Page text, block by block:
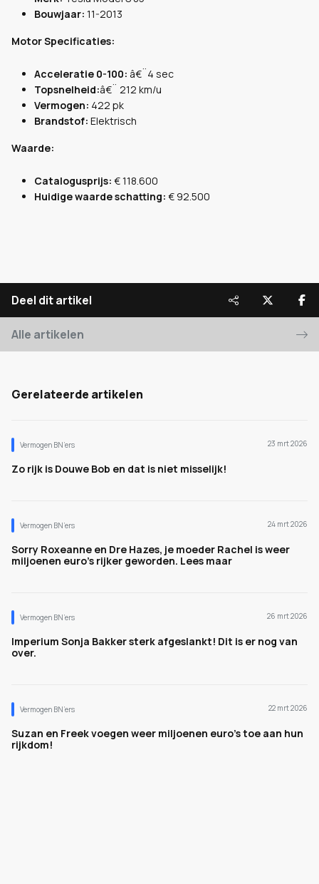
Bouwjaar: 11-2013
Motor Specificaties:
Acceleratie 0-100: â€¨4 sec
Topsnelheid:â€¨ 212 km/u
Vermogen: 422 pk
Brandstof: Elektrisch
Waarde:
Catalogusprijs: € 118.600
Huidige waarde schatting: € 92.500
Deel dit artikel
Alle artikelen
Gerelateerde artikelen
Vermogen BN’ers 23 mrt 2026
Zo rijk is Douwe Bob en dat is niet misselijk!
Vermogen BN’ers 24 mrt 2026
Sorry Roxeanne en Dre Hazes, je moeder Rachel is weer
miljoenen euro's rijker geworden. Lees maar
Vermogen BN’ers 26 mrt 2026
Imperium Sonja Bakker sterk afgeslankt! Dit is er nog van
over.
Vermogen BN’ers 22 mrt 2026
Suzan en Freek voegen weer miljoenen euro's toe aan hun
rijkdom!